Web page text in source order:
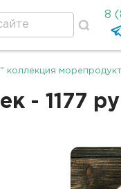
8
коллекция
- 1177